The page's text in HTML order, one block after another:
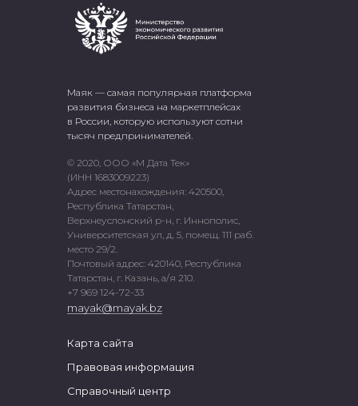
Маяк — самая популярная платформа
развития бизнеса на маркетплейсах
в России, которую используют сотни
тысяч предпринимателей.
© 2020, ООО «М Дата Тек»
(ИНН 1683009223)
Адрес местонахождения: 420500,
Республика Татарстан,
Верхнеуслонский р-н, г. Иннополис,
Университетская ул, д. 5, помещ. 111 раб.
место 29/2.
Почтовый адрес: 420140, Республика
Татарстан, г. Казань, а/я 210.
+7 969 124-72-33
mayak@mayak.bz
Карта сайта
Правовая информация
Справочный центр